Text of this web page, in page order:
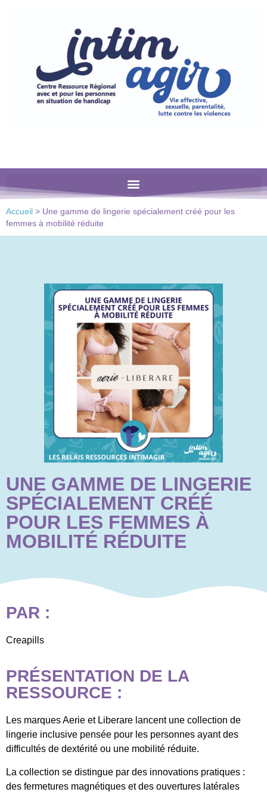
comprend
Accueil > Une gamme de lingerie spécialement créé pour les
femmes à mobilité réduite
UNE GAMME DE LINGERIE
SPÉCIALEMENT CRÉÉ
POUR LES FEMMES À
MOBILITÉ RÉDUITE
PAR :
Creapills
PRÉSENTATION DE LA
RESSOURCE :
Les marques Aerie et Liberare lancent une collection de
lingerie inclusive pensée pour les personnes ayant des
difficultés de dextérité ou une mobilité réduite.
La collection se distingue par des innovations pratiques :
des fermetures magnétiques et des ouvertures latérales